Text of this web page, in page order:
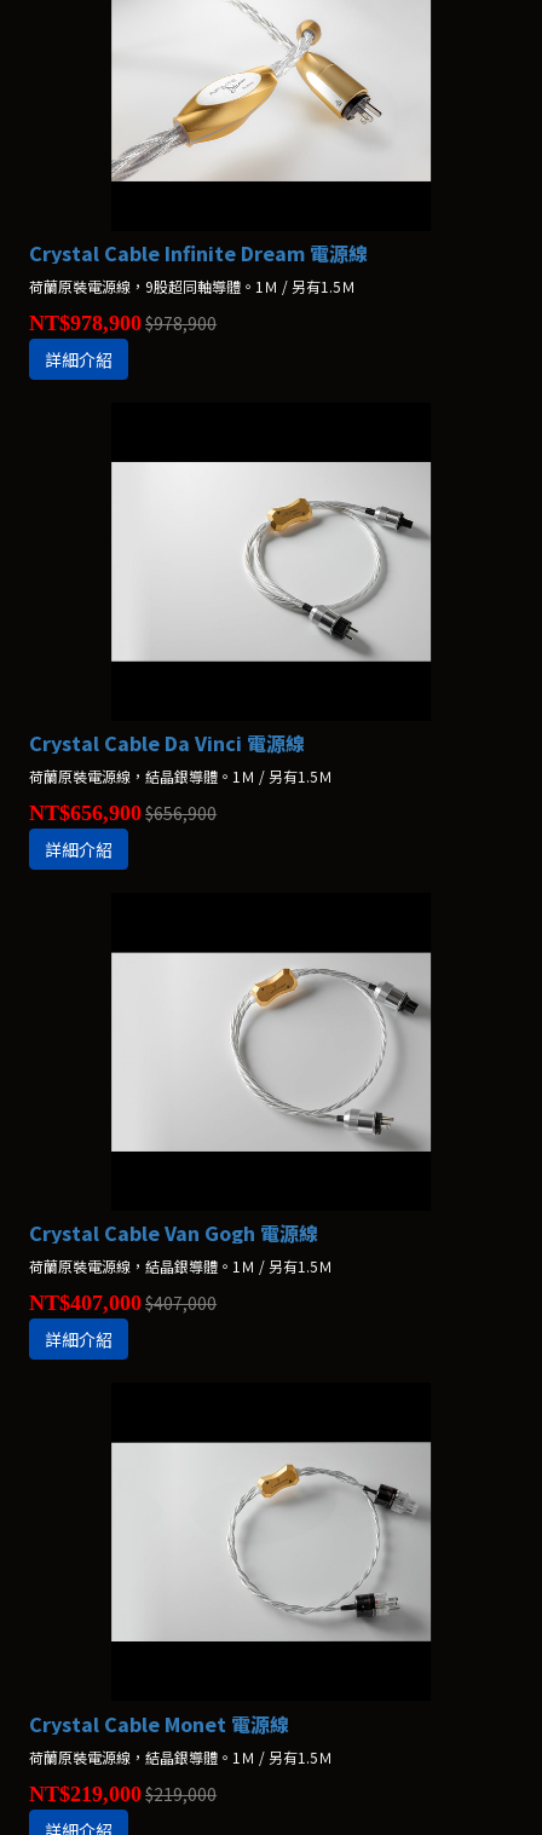
Crystal Cable Infinite Dream 電源線
荷蘭原裝電源線，9股超同軸導體。1Ｍ / 另有1.5Ｍ
NT$978,900$978,900
詳細介紹
Crystal Cable Da Vinci 電源線
荷蘭原裝電源線，結晶銀導體。1Ｍ / 另有1.5Ｍ
NT$656,900$656,900
詳細介紹
Crystal Cable Van Gogh 電源線
荷蘭原裝電源線，結晶銀導體。1Ｍ / 另有1.5Ｍ
NT$407,000$407,000
詳細介紹
Crystal Cable Monet 電源線
荷蘭原裝電源線，結晶銀導體。1Ｍ / 另有1.5Ｍ
NT$219,000$219,000
詳細介紹